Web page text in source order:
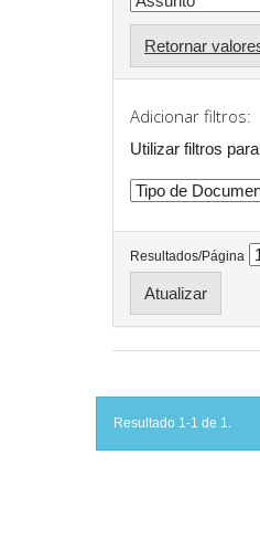
Retornar
Adicionar filtros:
Utilizar filtros
Resultados/Página
Resultado 1-1 de 1.